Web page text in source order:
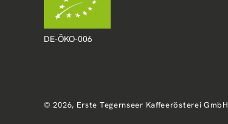
DE-ÖKO-006
© 2026, Erste Tegernseer Kaffeerösterei GmbH